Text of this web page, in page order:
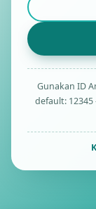
Gunakan ID
default: